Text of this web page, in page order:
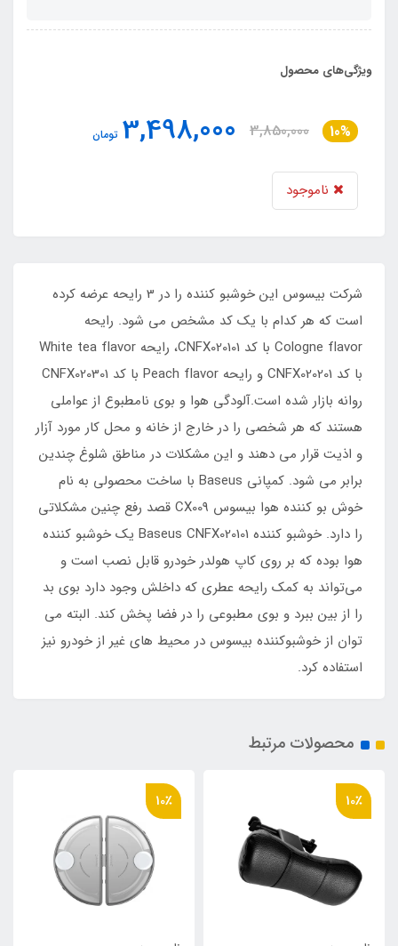
ویژگی‌های محصول
10%
3,850,000
3,498,000 تومان
ناموجود
شرکت بیسوس این خوشبو کننده را در 3 رایحه عرضه کرده
است که هر کدام با یک کد مشخص می شود. رایحه
Cologne flavor با کد CNFX020101، رایحه White tea flavor
با کد CNFX020201 و رایحه Peach flavor با کد CNFX020301
روانه بازار شده است.آلودگی هوا و بوی نامطبوع از عواملی
هستند که هر شخصی را در خارج از خانه و محل کار مورد آزار
و اذیت قرار می دهند و این مشکلات در مناطق شلوغ چندین
برابر می شود. کمپانی Baseus با ساخت محصولی به نام
خوش بو کننده هوا بیسوس CX009 قصد رفع چنین مشکلاتی
را دارد. خوشبو کننده Baseus CNFX020101 یک خوشبو کننده
هوا بوده که بر روی کاپ هولدر خودرو قابل نصب است و
می‌تواند به کمک رایحه‌ عطری که داخلش وجود دارد بوی بد
را از بین ببرد و بوی مطبوعی را در فضا پخش کند. البته می
توان از خوشبوکننده بیسوس در محیط های غیر از خودرو نیز
استفاده کرد.
محصولات مرتبط
10٪ 10٪